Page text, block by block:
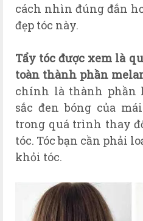
cách nhìn đúng đắn
đẹp tóc này.
Tẩy tóc được xem là
toàn thành phần
chính là thành phần
sắc đen bóng của
trong quá trình thay
tóc. Tóc bạn cần phải
khỏi tóc.